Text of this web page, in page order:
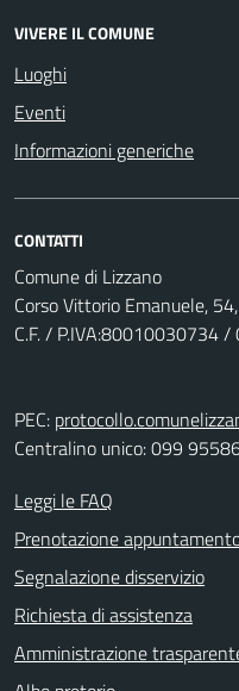
VIVERE IL COMUNE
Luoghi
Eventi
Informazioni generiche
CONTATTI
Comune di Lizzano
Corso Vittorio Emanuele,
C.F. / P.IVA:80010030734
PEC:
Centralino unico: 099
Leggi le FAQ
Prenotazione
Segnalazione disservizio
Richiesta di assistenza
Amministrazione